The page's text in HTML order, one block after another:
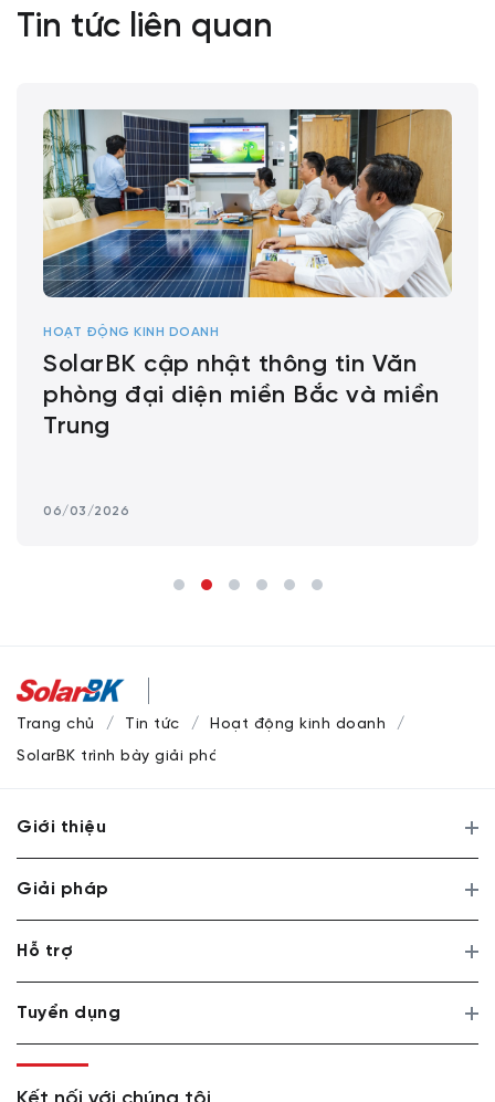
Tin tức liên quan
HOẠT ĐỘNG KINH DOANH
SolarBK cập nhật thông tin Văn
phòng đại diện miền Bắc và miền
Trung
06/03/2026
Trang chủ Tin tức
Hoạt động kinh doanh
SolarBK trình bày giải pháp kỹ thuật điện mặt trời với Tập
Giới thiệu
Giải pháp
Hỗ trợ
Tuyển dụng